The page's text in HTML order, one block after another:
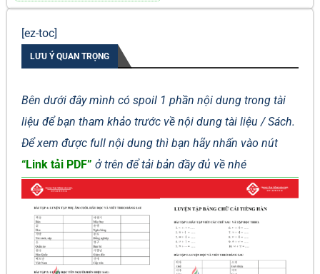
[ez-toc]
LƯU Ý QUAN TRỌNG
Bên dưới đây mình có spoil 1 phần nội dung trong tài
liệu để bạn tham khảo trước về nội dung tài liệu / Sách.
Để xem được full nội dung thì bạn hãy nhấn vào nút
“Link tải PDF” ở trên để tải bản đầy đủ về nhé